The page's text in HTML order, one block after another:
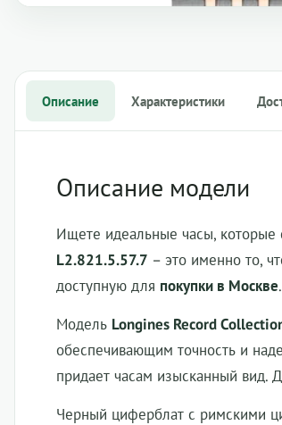
Описание Характеристики
Описание модели
Ищете идеальные часы, которые
L2.821.5.57.7 – это именно то,
доступную для покупки в Москве.
Модель Longines Record
обеспечивающим точность и
придает часам изысканный вид.
Черный циферблат с римскими